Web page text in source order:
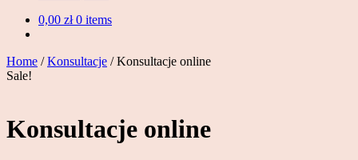
0,00 zł 0 items
Home /Konsultacje / Konsultacje online
Sale!
Konsultacje online